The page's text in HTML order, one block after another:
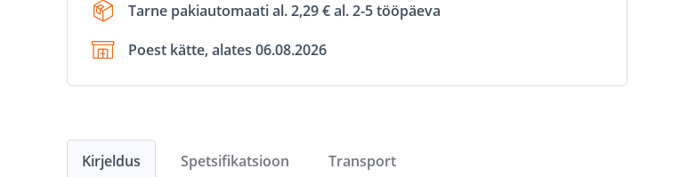
Tarne pakiautomaati al. 2,29 € al. 2-5 tööpäeva
Poest kätte, alates 06.08.2026
Kirjeldus Spetsifikatsioon Transport